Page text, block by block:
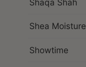
Shaqa Shah
Shea Moisture
Showtime